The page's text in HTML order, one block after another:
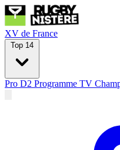
XV de France
Top 14
Pro D2 Programme TV